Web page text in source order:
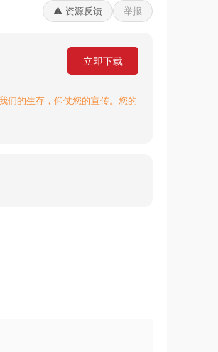
⚠️ 资源反馈 举报
立即下载
们的生存，仰仗您的宣传。您的